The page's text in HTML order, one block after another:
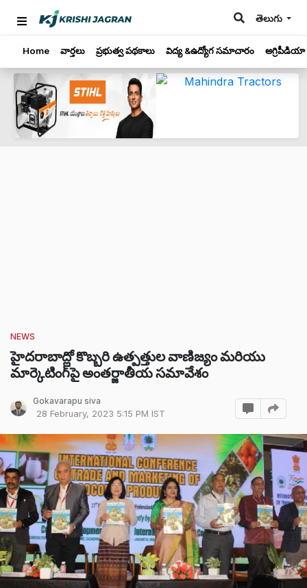
తెలుగు
Home వార్తలు ప్రభుత్వ పథకాలు విద్య &ఉద్యోగ సమాచారం అగ్రిపీడియా
NEWS
హైదరాబాద్లో కొబ్బరి ఉత్పత్తుల వాణిజ్యం మరియు
మార్కెటింగ్‌పై అంతర్జాతీయ సమావేశం
Gokavarapu siva
28 February, 2023 5:15 PM IST